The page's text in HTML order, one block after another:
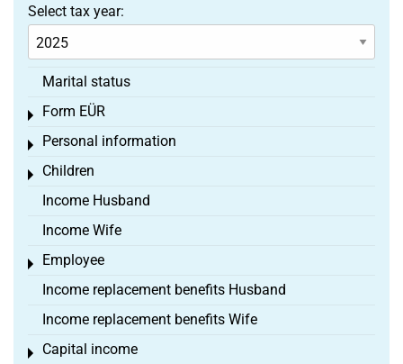
Select tax year:
Marital status
Form EÜR
Toggle menu
Personal information
Toggle menu
Children
Toggle menu
Income Husband
Income Wife
Employee
Toggle menu
Income replacement benefits Husband
Income replacement benefits Wife
Capital income
Toggle menu